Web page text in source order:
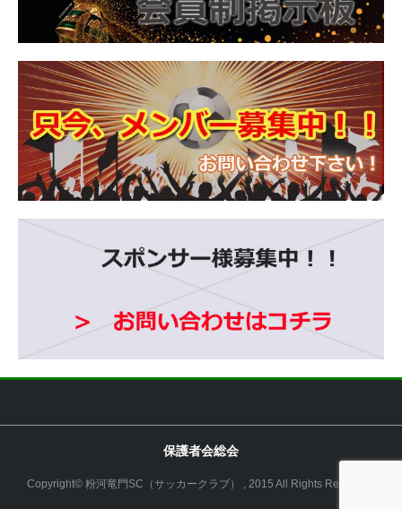
保護者会総会
Copyright© 粉河竜門SC（サッカークラブ） , 2015 All Rights Reserved.